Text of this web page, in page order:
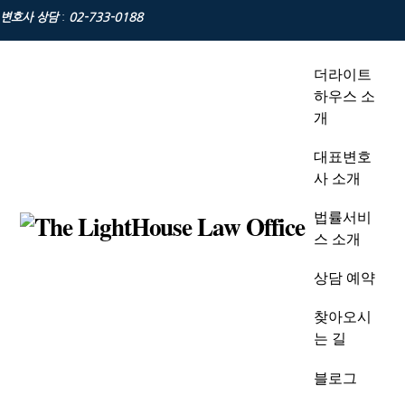
Skip
변호사 상담: 02-733-0188
더라이트
하우스 소
개
대표변호
사 소개
법률서비
스 소개
상담 예약
찾아오시
는 길
블로그